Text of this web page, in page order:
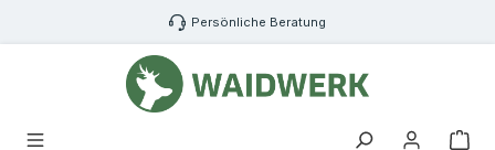
Zum Hauptinhalt springen Persönliche Beratung